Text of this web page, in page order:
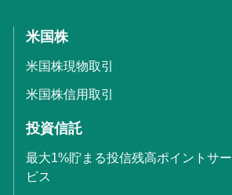
米国株
米国株現物取引
米国株信用取引
投資信託
最大1%貯まる投信残高ポイントサー
ビス